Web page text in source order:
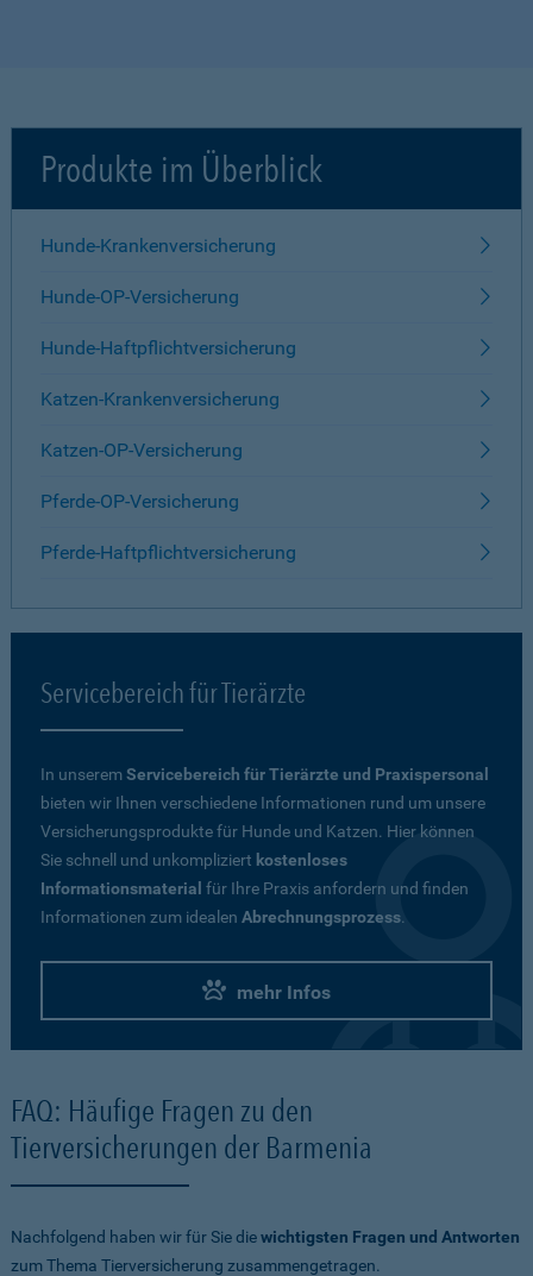
Produkte im Überblick
Hunde-Krankenversicherung
Hunde-OP-Versicherung
Hunde-Haftpflichtversicherung
Katzen-Krankenversicherung
Katzen-OP-Versicherung
Pferde-OP-Versicherung
Pferde-Haftpflichtversicherung
Servicebereich für Tierärzte
In unseremServicebereich für Tierärzte und Praxispersonal
bieten wir Ihnen verschiedene Informationen rund um unsere
Versicherungsprodukte für Hunde und Katzen. Hier können
Sie schnell und unkompliziert kostenloses
Informationsmaterial für Ihre Praxis anfordern und finden
Informationen zum idealen Abrechnungsprozess.
mehr Infos
FAQ: Häufige Fragen zu den
Tierversicherungen der Barmenia
Nachfolgend haben wir für Sie diewichtigsten Fragen und Antworten
zum Thema Tierversicherung zusammengetragen.